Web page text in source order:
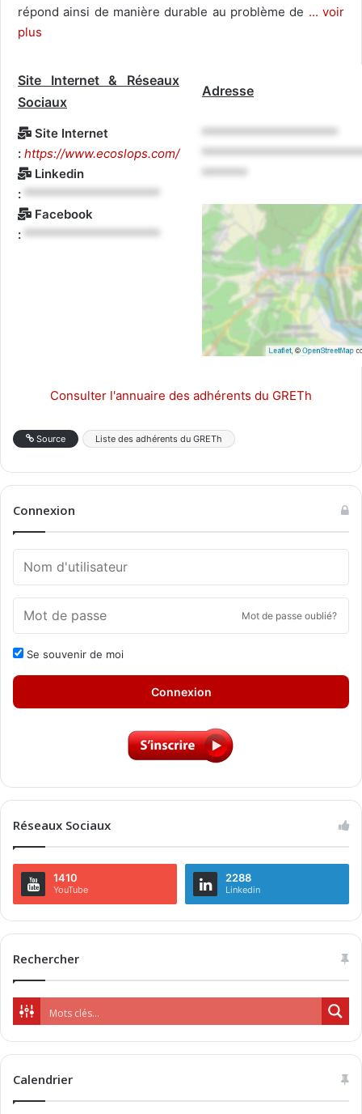
répond ainsi de manière durable au problème de ... voir
plus
Site Internet & Réseaux
Sociaux
Adresse
Site Internet
: https://www.ecoslops.com/
Linkedin
: *********************
Facebook
: *********************
*********************
*******
Consulter l'annuaire des adhérents du GRETh
Source Liste des adhérents du GRETh
Connexion
Mot de passe oublié?
Se souvenir de moi
Connexion
Réseaux Sociaux
1410
YouTube
2288
Linkedin
Rechercher
Calendrier